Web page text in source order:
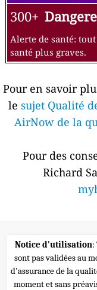
300+
Alerte de santé:
santé plus graves.
Pour en savoir
le sujet Qualité
AirNow de la
Pour des
Richard
Notice d'utilisation:
sont pas validées au
d'assurance de la
moment et sans